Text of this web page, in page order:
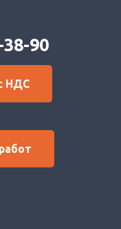
38-90
НДС